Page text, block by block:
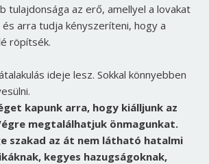
tulajdonsága az erő, amellyel a lovakat
arra tudja kényszeríteni, hogy a
röpítsék.
ideje lesz. Sokkal könnyebben
kapunk arra, hogy kiálljunk az
megtalálhatjuk önmagunkat.
szakad az át nem látható hatalmi
kegyes hazugságoknak,